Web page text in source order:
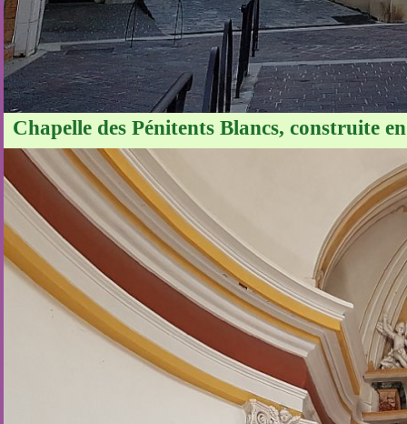
Chapelle des Pénitents Blancs, construite